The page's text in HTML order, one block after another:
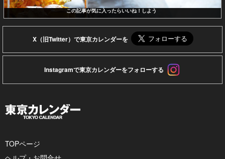
この記事が気に入ったらいいね！しよう
X（旧Twitter）で東京カレンダーを
Instagramで東京カレンダーをフォローする
TOPページ